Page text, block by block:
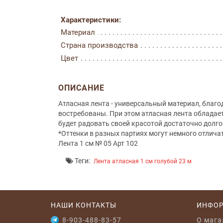
Характеристики:
Материал
Страна производства
Цвет
ОПИСАНИЕ
Атласная лента - универсальный материал,
востребованы. При этом атласная лента
будет радовать своей красотой достаточно
*Оттенки в разных партиях могут немного
Лента 1 см № 05 Арт 102
Теги: Лента атласная 1 см голубой 23 м
НАШИ КОНТАКТЫ
8-903-488-83-57
O